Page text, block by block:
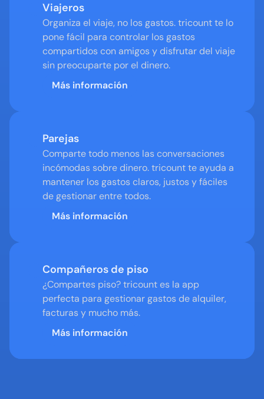
Viajeros
Organiza el viaje, no los gastos. tricount te lo
pone fácil para controlar los gastos
compartidos con amigos y disfrutar del viaje
sin preocuparte por el dinero.
Más información
Parejas
Comparte todo menos las conversaciones
incómodas sobre dinero. tricount te ayuda a
mantener los gastos claros, justos y fáciles
de gestionar entre todos.
Más información
Compañeros de piso
¿Compartes piso? tricount es la app
perfecta para gestionar gastos de alquiler,
facturas y mucho más.
Más información